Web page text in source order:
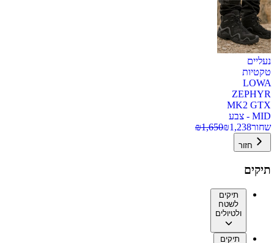
נעליים
טקטיות
LOWA
ZEPHYR
MK2 GTX
MID - צבע
שחור
₪1,238
₪1,650
חזור
תיקים
תיקים
לשטח
ולטיולים
תיקים